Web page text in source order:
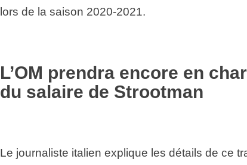
lors de la saison 2020-2021.
L’OM prendra encore en
du salaire de Strootman
Le journaliste italien explique les détails de ce